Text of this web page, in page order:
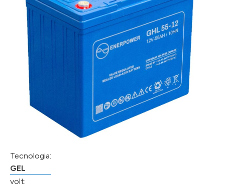
Tecnologia:
GEL
volt: